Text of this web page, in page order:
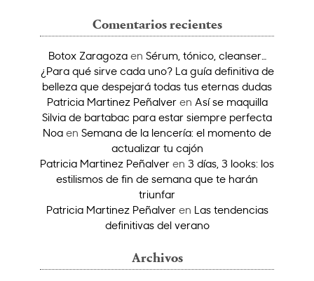
Comentarios recientes
Botox Zaragozaen Sérum, tónico, cleanser…
¿Para qué sirve cada uno? La guía definitiva de
belleza que despejará todas tus eternas dudas
Patricia Martinez Peñalveren Así se maquilla
Silvia de bartabac para estar siempre perfecta
Noa en Semana de la lencería: el momento de
actualizar tu cajón
Patricia Martinez Peñalver en 3 días, 3 looks: los
estilismos de fin de semana que te harán
triunfar
Patricia Martinez Peñalveren Las tendencias
definitivas del verano
Archivos